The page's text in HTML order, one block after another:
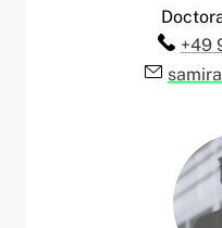
Telefon:
+49
E-Mail: